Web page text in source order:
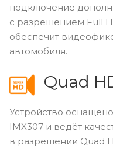
подключение
с разрешением Full
обеспечит
автомобиля.
Quad
Устройство
IMX307 и ведёт
в разрешении Quad